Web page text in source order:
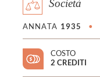
Società
ANNATA 1935 •
COSTO
2 CREDITI